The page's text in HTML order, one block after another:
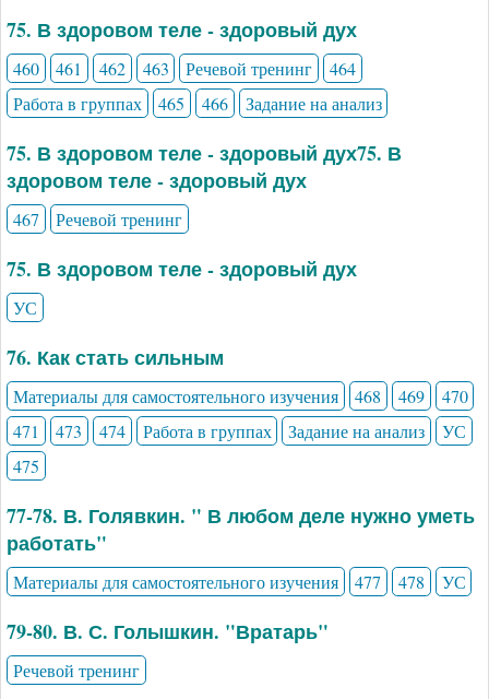
75. В здоровом теле - здоровый дух
460 461 462 463 Речевой тренинг
464
Работа в группах
465 466 Задание на анализ
75. В здоровом теле - здоровый дух75. В
здоровом теле - здоровый дух
467 Речевой тренинг
75. В здоровом теле - здоровый дух
УС
76. Как стать сильным
Материалы для самостоятельного изучения 468 469
470
471
473 474 Работа в группах Задание на анализ
УС
475
77-78. В. Голявкин. " В любом деле нужно уметь
работать"
Материалы для самостоятельного изучения 477 478 УС
79-80. В. С. Голышкин. "Вратарь"
Речевой тренинг